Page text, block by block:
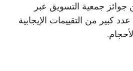
جمعية التسويق عبر
كبير من التقييمات الإيجابية